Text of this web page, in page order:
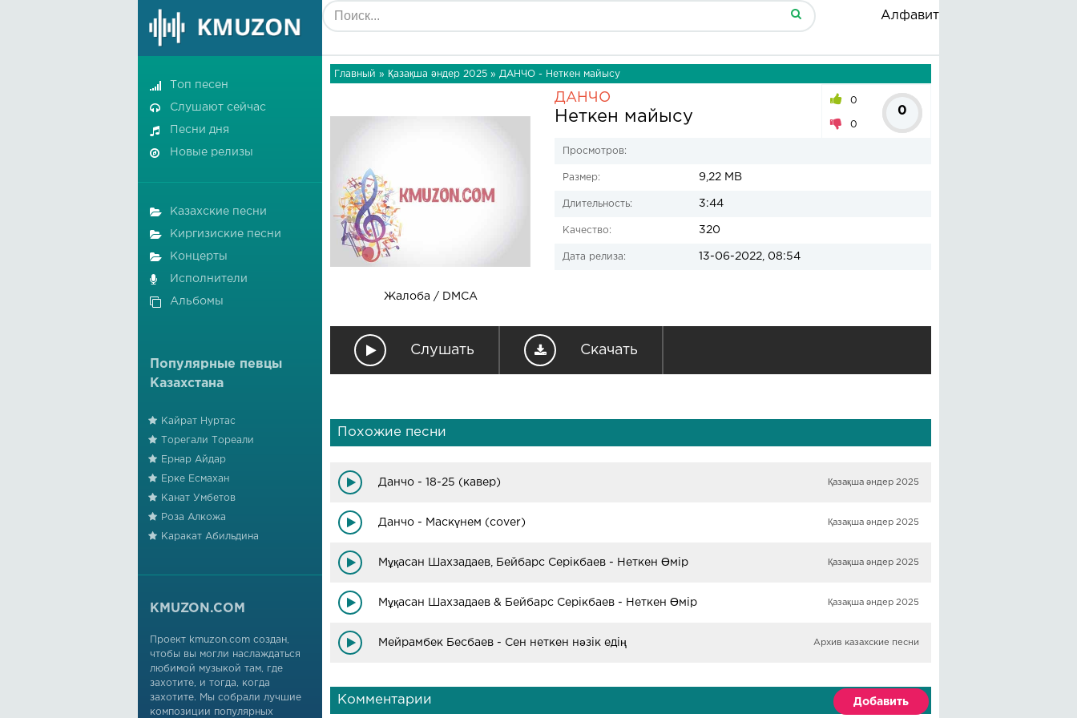
Алфавит
Главный » Қазақша әндер 2025 » ДАНЧО - Неткен майысу
Жалоба / DMCA
ДАНЧО
Неткен майысу
0
0
0
Просмотров:
Размер: 9,22 MB
Длительность: 3:44
Качество: 320
Дата релиза: 13-06-2022, 08:54
Слушать Скачать
Похожие песни
Данчо - 18-25 (кавер) Қазақша әндер 2025
Данчо - Маскүнем (cover) Қазақша әндер 2025
Мұқасан Шахзадаев, Бейбарс Серікбаев - Неткен Өмір Қазақша әндер 2025
Мұқасан Шахзадаев & Бейбарс Серікбаев - Неткен Өмір Қазақша әндер 2025
Мейрамбек Бесбаев - Сен неткен нәзік едің Архив казахские песни
Комментарии Добавить
Топ песен
Слушают сейчас
Песни дня
Новые релизы
Казахские песни
Киргизиские песни
Концерты
Исполнители
Альбомы
Популярные певцы
Казахстана
Кайрат Нуртас
Торегали Тореали
Ернар Айдар
Ерке Есмахан
Канат Умбетов
Роза Алкожа
Каракат Абильдина
KMUZON.COM
Проект kmuzon.com создан,
чтобы вы могли наслаждаться
любимой музыкой там, где
захотите, и тогда, когда
захотите. Мы собрали лучшие
композиции популярных